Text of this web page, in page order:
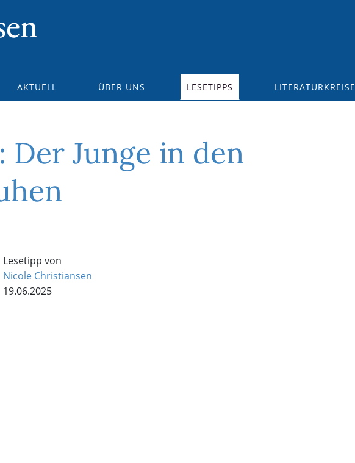
AKTUELL ÜBER UNS LESETIPPS LITERATURKREISE
Der Junge in den
Lesetipp von
Nicole Christiansen
19.06.2025